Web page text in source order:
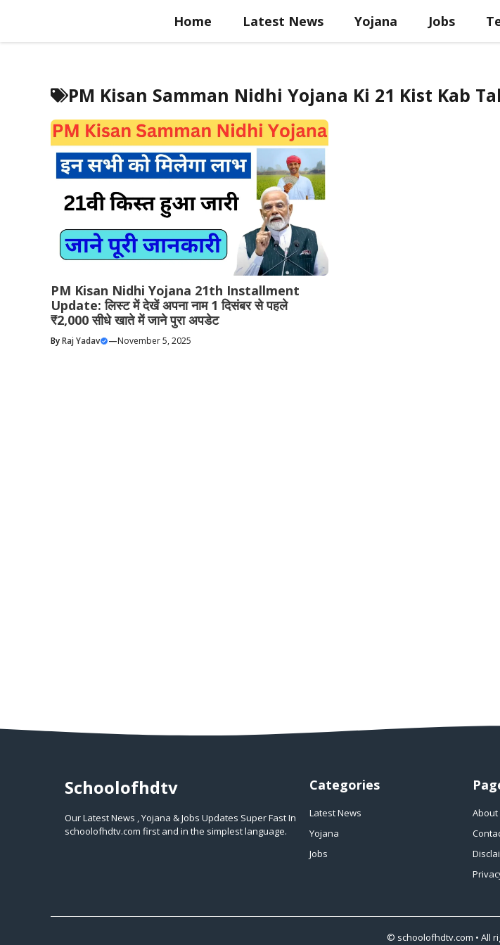
content
Home Latest News Yojana Jobs
PM Kisan Samman Nidhi Yojana Ki 21 Kist Kab
PM Kisan Nidhi Yojana 21th Installment
Update: लिस्ट में देखें अपना नाम 1 दिसंबर से पहले
₹2,000 सीधे खाते में जाने पुरा अपडेट
ByRaj Yadav —November 5, 2025
Schoolofhdtv
Our Latest News , Yojana & Jobs Updates Super Fast In
schoolofhdtv.com first and in the simplest language.
Categories
Latest News
Yojana
Jobs
About
© schoolofhdtv.com • All